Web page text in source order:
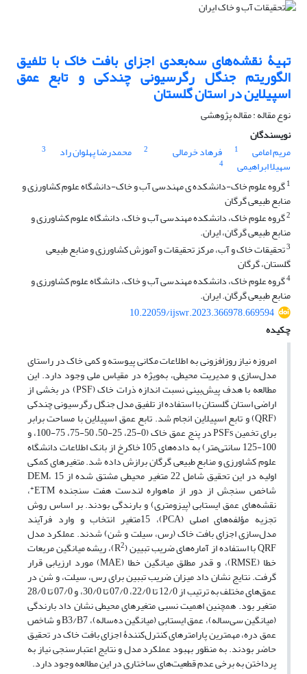
تهیۀ نقشه‌های سه‌بعدی اجزای بافت خاک با تلفیق
الگوریتم جنگل رگرسیونی چندکی و تابع عمق
اسپیلاین در استان گلستان
نوع مقاله : مقاله پژوهشی
نویسندگان
مریم امامی
1 فرهاد خرمالی 2 محمدرضا پهلوان راد 3
سهیلا ابراهیمی
4
1گروه علوم خاک-دانشکده ی مهندسی آب و خاک-دانشگاه علوم کشاورزی و
منابع طبیعی گرگان
2گروه علوم خاک، دانشکده مهندسی آب و خاک، دانشگاه علوم کشاورزی و
منابع طبیعی گرگان، ایران.
3تحقیقات خاک و آب، مرکز تحقیقات و آموزش کشاورزی و منابع طبیعی
گلستان، گرگان
4گروه علوم خاک، دانشکده مهندسی آب و خاک، دانشگاه علوم کشاورزی و
منابع طبیعی گرگان. ایران.
10.22059/ijswr.2023.366978.669594
چکیده
امروزه نیاز روزافزونی به اطلاعات مکانی پیوسته و کمی خاک در راستای
مدل‌سازی و مدیریت محیطی، به‌ویژه در مقیاس ملی وجود دارد. این
مطالعه با هدف پیش‌بینی نسبت اندازه ذرات خاک (PSF) در بخشی از
اراضی استان گلستان با استفاده از تلفیق مدل جنگل رگرسیونی چندکی
(QRF) و تابع اسپیلاین انجام شد. تابع عمق اسپیلاین با مساحت برابر
برای تخمین PSFs در پنج عمق خاک (0-25، 25-50، 50-75، 75-100، و
100-125 سانتی‌متر) به داده‌های 105 خاکرخ از بانک اطلاعات دانشگاه
علوم کشاورزی و منابع طبیعی گرگان برازش داده شد. متغیرهای کمکی
اولیه در این تحقیق شامل 22 متغیر محیطی مشتق شده از DEM، 15
شاخص سنجش از دور از ماهواره لندست هفت سنجنده ETM +،
نقشه‌های عمق ایستابی (پیزومتری) و بارندگی بودند. بر اساس روش
تجزیه مؤلفه‌های اصلی (PCA)، 15متغیر انتخاب و وارد فرآیند
مدل‌سازی اجزای بافت خاک (رس، سیلت و شن) شدند. عملکرد مدل
QRF با استفاده از آماره‌های ضریب تبیین (R 2 )، ریشه میانگین مربعات
خطا (RMSE)، و قدر مطلق میانگین خطا (MAE) مورد ارزیابی قرار
گرفت. نتایج نشان داد میزان ضریب تببین برای رس، سیلت، و شن در
عمق‌های مختلف به ترتیب از 12/0 تا 22/0، 07/0 تا 30/0، و 07/0 تا 28/0
متغیر بود. همچنین اهمیت نسبی متغیر‌های محیطی نشان داد بارندگی
(میانگین سی‌ساله)، عمق ایستابی (میانگین ده‌ساله)، B3/B7 و شاخص
عمق دره، مهمترین پارامترهای کنترل‌کنندۀ اجزای بافت خاک در تحقیق
حاضر بودند. به منظور بهبود عملکرد مدل و نتایج اعتبارسنجی نیاز به
پرداختن به برخی عدم قطعیت‌های ساختاری در این مطالعه وجود دارد.